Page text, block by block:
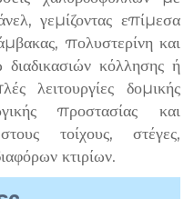
γεμίζοντας επίμεσα
πολυστερίνη και
κόλλησης ή
λειτουργίες δομικής
προστασίας και
τοίχους, στέγες,
κτιρίων.